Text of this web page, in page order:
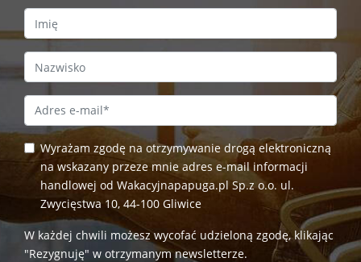
First Name
Last Name
Email Address*
Wyrażam zgodę na otrzymywanie drogą elektroniczną
na wskazany przeze mnie adres e-mail informacji
handlowej od Wakacyjnapapuga.pl Sp.z o.o. ul.
Zwycięstwa 10, 44-100 Gliwice
W każdej chwili możesz wycofać udzieloną zgodę, klikając
"Rezygnuję" w otrzymanym newsletterze.